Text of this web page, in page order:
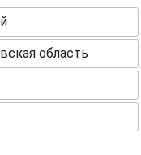
область